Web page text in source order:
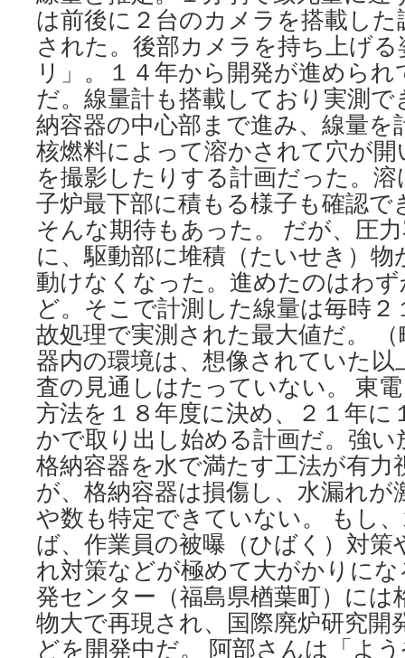
は前後に２台のカメラを搭載し
された。後部カメラを持ち上げ
リ」。１４年から開発が進めら
だ。線量計も搭載しており実測
納容器の中心部まで進み、線量を
核燃料によって溶かされて穴が
を撮影したりする計画だった。
子炉最下部に積もる様子も確認
そんな期待もあった。 だが、圧
に、駆動部に堆積（たいせき）
動けなくなった。進めたのはわ
ど。そこで計測した線量は毎時
故処理で実測された最大値だ。
器内の環境は、想像されていた
査の見通しはたっていない。 東
方法を１８年度に決め、２１年に
かで取り出し始める計画だ。強
格納容器を水で満たす工法が有
が、格納容器は損傷し、水漏れが
や数も特定できていない。 もし
ば、作業員の被曝（ひばく）対策
れ対策などが極めて大がかりに
発センター（福島県楢葉町）には
物大で再現され、国際廃炉研究開
どを開発中だ。 阿部さんは「よ